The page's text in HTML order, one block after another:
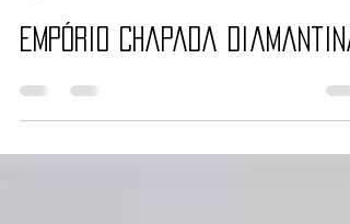
CMurville
2 de mar. de 2022
1 min de leitura
Empório Chapada Diamantina